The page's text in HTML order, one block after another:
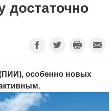
достаточно
особенно новых